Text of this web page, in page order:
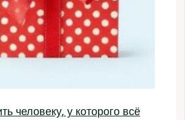
человеку, у которого всё